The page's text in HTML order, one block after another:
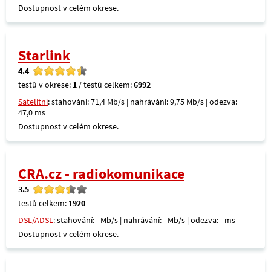
Dostupnost v celém okrese.
Starlink
4.4
testů v okrese: 1 / testů celkem:6992
Satelitní: stahování: 71,4 Mb/s | nahrávání: 9,75 Mb/s | odezva:
47,0 ms
Dostupnost v celém okrese.
CRA.cz - radiokomunikace
3.5
testů celkem: 1920
DSL/ADSL: stahování: - Mb/s | nahrávání: - Mb/s | odezva: - ms
Dostupnost v celém okrese.